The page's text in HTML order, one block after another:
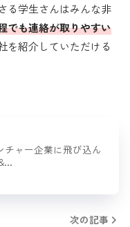
る学生さんはみんな非
でも連絡が取りやすい
を紹介していただける
チャー企業に飛び込ん
次の記事